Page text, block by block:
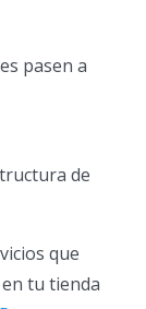
pasen a
de
que
tu tienda